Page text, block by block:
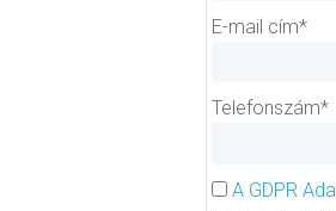
E-mail cím*
Telefonszám*
A GDPR